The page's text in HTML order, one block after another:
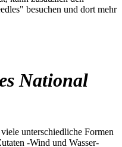
besuchen und dort mehr
National
unterschiedliche Formen
-Wind und Wasser-